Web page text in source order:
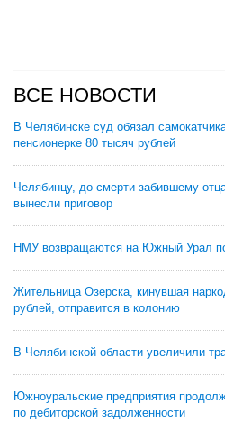
ВСЕ НОВОСТИ
В Челябинске суд обязал
пенсионерке 80 тысяч рублей
Челябинцу, до смерти забившему
вынесли приговор
НМУ возвращаются на Южный Урал
Жительница Озерска, кинувшая
рублей, отправится в колонию
В Челябинской области увеличили
Южноуральские предприятия
по дебиторской задолженности